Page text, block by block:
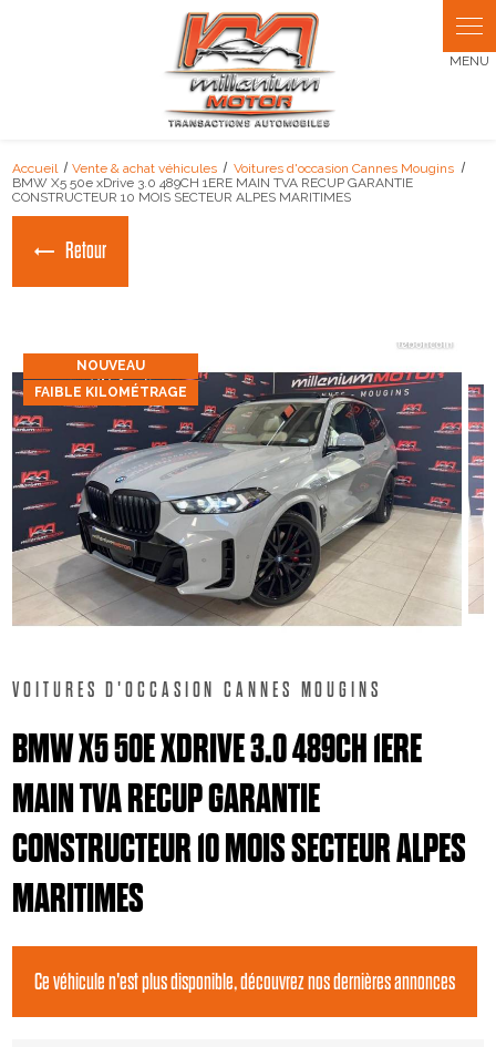
Accueil Vente & achat véhicules
Voitures d'occasion Cannes Mougins
BMW X5 50e xDrive 3.0 489CH 1ERE MAIN TVA RECUP GARANTIE
CONSTRUCTEUR 10 MOIS SECTEUR ALPES MARITIMES
Retour
NOUVEAU
FAIBLE KILOMÉTRAGE
VOITURES D'OCCASION CANNES MOUGINS
BMW X5 50E XDRIVE 3.0 489CH 1ERE
MAIN TVA RECUP GARANTIE
CONSTRUCTEUR 10 MOIS SECTEUR ALPES
MARITIMES
Ce véhicule n'est plus disponible, découvrez nos dernières annonces
Panneau de gestion des cookies